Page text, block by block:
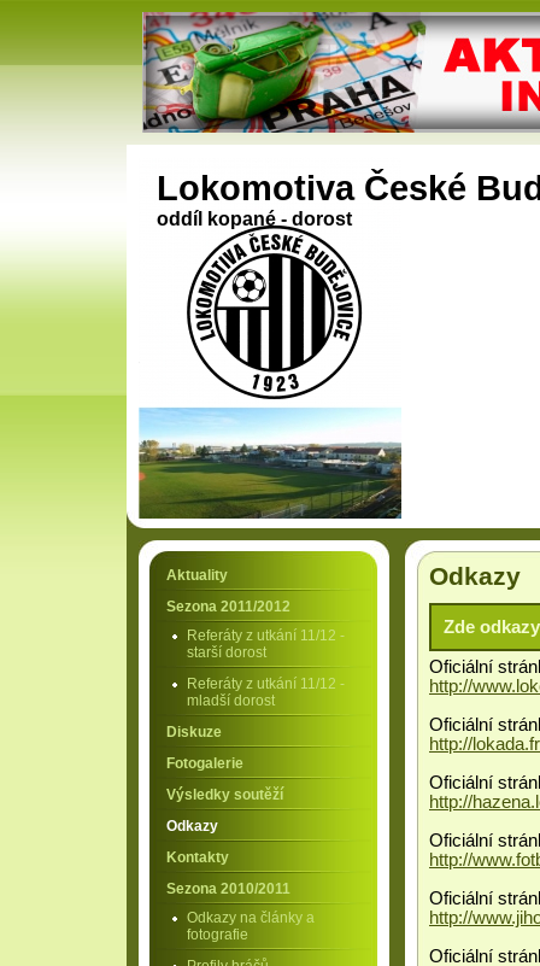
Lokomotiva České
oddíl kopané - dorost
Odkazy
Zde
Oficiální
http://
Oficiální
http://
Oficiální
http://
Oficiální
http://
Oficiální
http://
Oficiální
Aktuality
Sezona 2011/2012
Referáty z utkání 11/12 -
starší dorost
Referáty z utkání 11/12 -
mladší dorost
Diskuze
Fotogalerie
Výsledky soutěží
Odkazy
Kontakty
Sezona 2010/2011
Odkazy na články a
fotografie